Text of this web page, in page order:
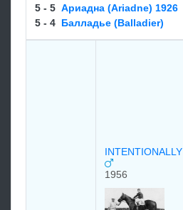
5 - 5 Аpиадна (Ariadne) 1926
5 - 4 Балладье (Balladier)
INTENTIONALLY
1956